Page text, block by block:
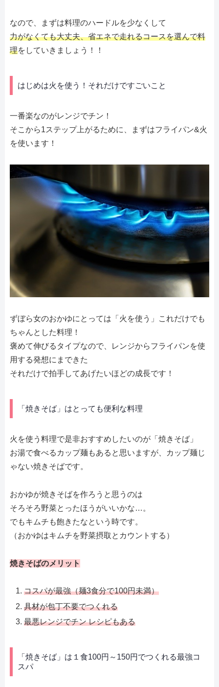
なので、まずは料理のハードルを少なくして
力がなくても大丈夫、省エネで走れるコースを選んで料
理をしていきましょう！！
はじめは火を使う！それだけですごいこと
一番楽なのがレンジでチン！
そこから1ステップ上がるために、まずはフライパン&火
を使います！
ずぼら女のおかゆにとっては「火を使う」これだけでも
ちゃんとした料理！
褒めて伸びるタイプなので、レンジからフライパンを使
用する発想にまできた
それだけで拍手してあげたいほどの成長です！
「焼きそば」はとっても便利な料理
火を使う料理で是非おすすめしたいのが「焼きそば」
お湯で食べるカップ麺もあると思いますが、カップ麺じ
ゃない焼きそばです。
おかゆが焼きそばを作ろうと思うのは
そろそろ野菜とったほうがいいかな…。
でもキムチも飽きたなという時です。
（おかゆはキムチを野菜摂取とカウントする）
焼きそばのメリット
コスパが最強（麺3食分で100円未満）
具材が包丁不要でつくれる
最悪レンジでチン レシピもある
「焼きそば」は１食100円～150円でつくれる最強コ
スパ